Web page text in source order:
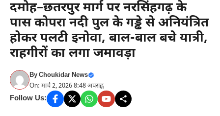
दमोह–छतरपुर मार्ग पर नरसिंहगढ़ के
पास कोपरा नदी पुल के गड्ढे से अनियंत्रित
होकर पलटी इनोवा, बाल-बाल बचे यात्री,
राहगीरों का लगा जमावड़ा
ByChoukidar News
On: मार्च 2, 2026 8:48 अपराह्न
Follow Us: